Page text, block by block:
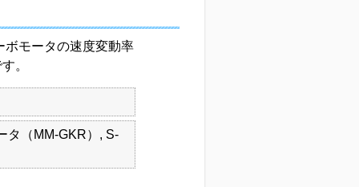
ボモータの速度変動率
。
タ（MM-GKR）, S-